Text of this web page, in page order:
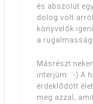
és abszolút
dolog volt
könyvelők
a
Másrészt
interjúm. :-) A
érdeklődött
meg azzal,